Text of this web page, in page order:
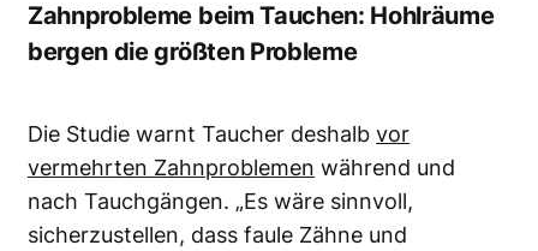
Zahnprobleme beim Tauchen: Hohlräume
bergen die größten Probleme
Die Studie warnt Taucher deshalb vor
vermehrten Zahnproblemen während und
nach Tauchgängen. „Es wäre sinnvoll,
sicherzustellen, dass faule Zähne und